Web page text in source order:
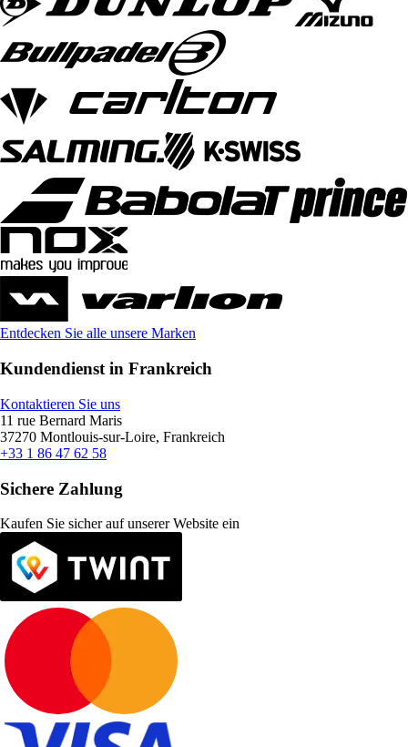
Entdecken Sie alle unsere Marken
Kundendienst in Frankreich
Kontaktieren Sie uns
11 rue Bernard Maris
37270 Montlouis-sur-Loire, Frankreich
+33 1 86 47 62 58
Sichere Zahlung
Kaufen Sie sicher auf unserer Website ein